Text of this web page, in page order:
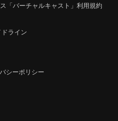
「バーチャルキャスト」利用規約
ライン
シーポリシー